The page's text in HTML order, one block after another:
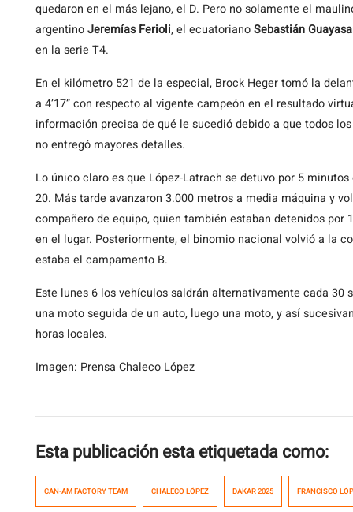
quedaron en el más lejano, el D. Pero no solamente el
argentinoJeremías Ferioli, el ecuatorianoSebastián
en la serie T4.
En el kilómetro 521 de la especial, Brock Heger tomó la
a 4’17” con respecto al vigente campeón en el resultado
información precisa de qué le sucedió debido a que todos
no entregó mayores detalles.
Lo único claro es que López-Latrach se detuvo por 5
20. Más tarde avanzaron 3.000 metros a media máquina y
compañero de equipo, quien también estaban detenidos por
en el lugar. Posteriormente, el binomio nacional volvió a la
estaba el campamento B.
Este lunes 6 los vehículos saldrán alternativamente cada 30
una moto seguida de un auto, luego una moto, y así
horas locales.
Imagen: Prensa Chaleco López
Esta publicación esta etiquetada como:
CAN-AM FACTORY TEAM CHALECO LÓPEZ DAKAR 2025 FRANCISCO